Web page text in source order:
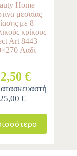
Home
μεσαίας
με 8
κρίκους
Art 8443
Λαδί
€
25,00 €